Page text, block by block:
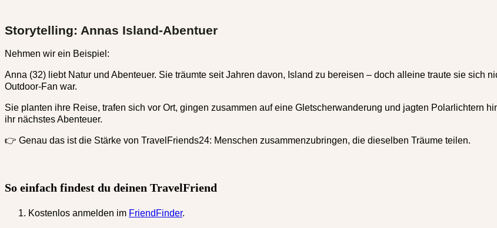
Storytelling: Annas Island-Abentuer
Nehmen wir ein Beispiel:
Anna (32) liebt Natur und Abenteuer. Sie träumte seit Jahren davon, Island zu bereisen – doch alleine traute sie sich
Outdoor-Fan war.
Sie planten ihre Reise, trafen sich vor Ort, gingen zusammen auf eine Gletscherwanderung und jagten Polarlichtern
ihr nächstes Abenteuer.
👉 Genau das ist die Stärke von TravelFriends24: Menschen zusammenzubringen, die dieselben Träume teilen.
So einfach findest du deinen TravelFriend
Kostenlos anmelden im FriendFinder.